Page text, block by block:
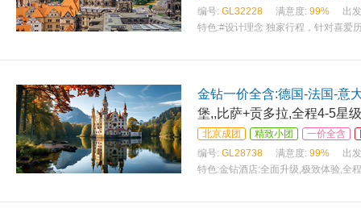
编号: GL32228 满意度: 99%
出
特色:#设计理念 独家行程，针对喜爱
金钻一价全含:德国-法国-意
堡,,比萨+贡多拉,全程4-5星
北京成团 精致小团 一价全含
编号: GL28738 满意度: 99%
出
特色:金钻酒店:全面升级,极致体验,全